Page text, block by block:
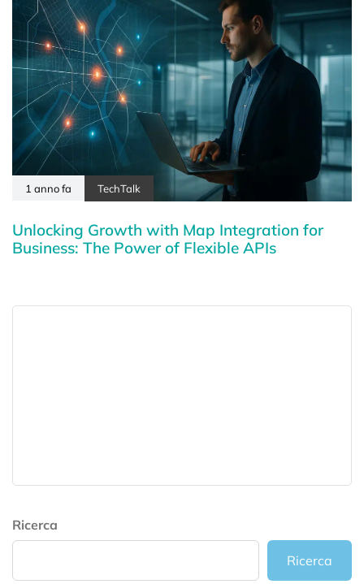
1 anno fa TechTalk
Unlocking Growth with Map Integration for
Business: The Power of Flexible APIs
Ricerca
Ricerca